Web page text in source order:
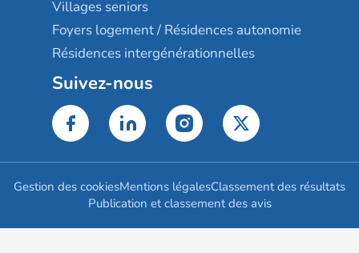
Villages seniors
Foyers logement / Résidences autonomie
Résidences intergénérationnelles
Suivez-nous
Gestion des cookiesMentions légalesClassement des résultats
Publication et classement des avis